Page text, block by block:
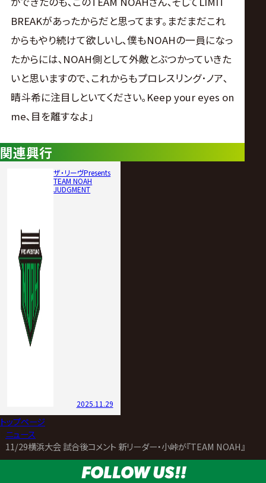
BREAKがあったからだと思ってます｡まだまだこれ
からもやり続けて欲しいし､僕もNOAHの一員になっ
たからには､NOAH側として外敵とぶつかっていきた
いと思いますので､これからもプロレスリング･ノア､
晴斗希に注目しといてください｡Keep your eyes on
me､目を離すなよ｣
関連興行
ザ・リーヴPresents
TEAM NOAH
JUDGMENT
2025.11.29
トップページ
ニュース
11/29横浜大会 試合後コメント 新リーダー・小峠が『TEAM NOAH』継続
FOLLOW US!!